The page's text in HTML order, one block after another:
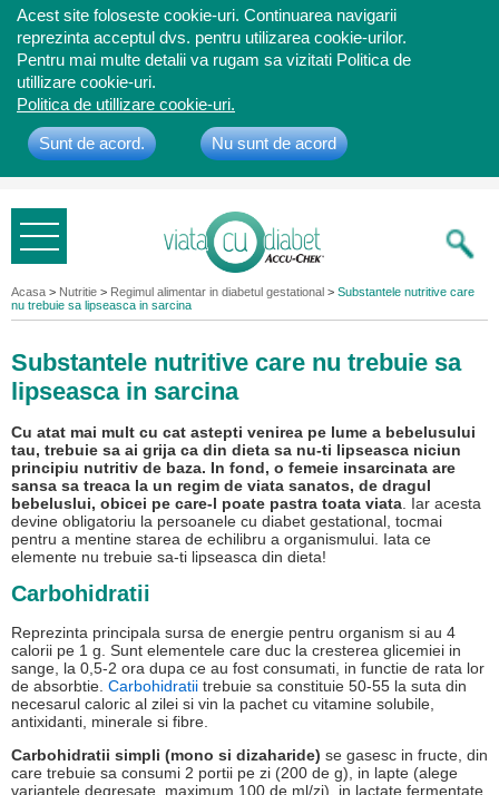
Acest site foloseste cookie-uri. Continuarea navigarii
reprezinta acceptul dvs. pentru utilizarea cookie-urilor.
Pentru mai multe detalii va rugam sa vizitati Politica de
utillizare cookie-uri.
Politica de utillizare cookie-uri.
Sunt de acord. Nu sunt de acord
Bine ati
venit
Acasa > Nutritie > Regimul alimentar in diabetul gestational > Substantele nutritive care
nu trebuie sa lipseasca in sarcina
Substantele nutritive care nu trebuie sa
lipseasca in sarcina
Cu atat mai mult cu cat astepti venirea pe lume a bebelusului
tau, trebuie sa ai grija ca din dieta sa nu-ti lipseasca niciun
principiu nutritiv de baza. In fond, o femeie insarcinata are
sansa sa treaca la un regim de viata sanatos, de dragul
bebeluslui, obicei pe care-l poate pastra toata viata . Iar acesta
devine obligatoriu la persoanele cu diabet gestational, tocmai
pentru a mentine starea de echilibru a organismului. Iata ce
elemente nu trebuie sa-ti lipseasca din dieta!
Carbohidratii
Reprezinta principala sursa de energie pentru organism si au 4
calorii pe 1 g. Sunt elementele care duc la cresterea glicemiei in
sange, la 0,5-2 ora dupa ce au fost consumati, in functie de rata lor
de absorbtie. Carbohidratii trebuie sa constituie 50-55 la suta din
necesarul caloric al zilei si vin la pachet cu vitamine solubile,
antixidanti, minerale si fibre.
Carbohidratii simpli (mono si dizaharide) se gasesc in fructe, din
care trebuie sa consumi 2 portii pe zi (200 de g), in lapte (alege
variantele degresate, maximum 100 de ml/zi), in lactate fermentate